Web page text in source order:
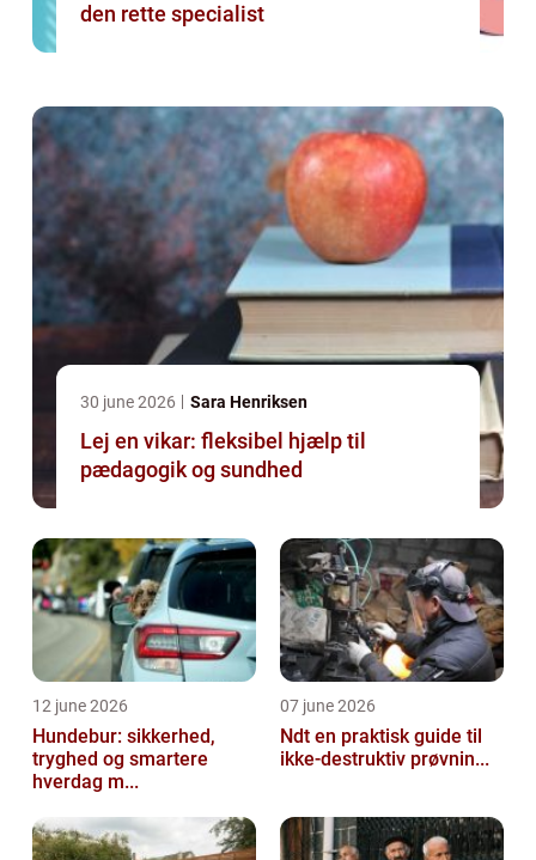
den rette specialist
30 june 2026 Sara Henriksen
Lej en vikar: fleksibel hjælp til
pædagogik og sundhed
12 june 2026
Hundebur: sikkerhed,
tryghed og smartere
hverdag m...
07 june 2026
Ndt en praktisk guide til
ikke-destruktiv prøvnin...